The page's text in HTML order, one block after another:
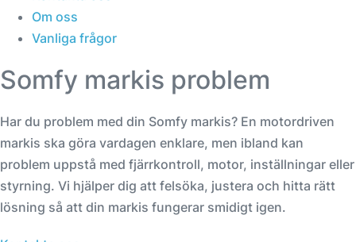
Om oss
Vanliga frågor
Somfy markis problem
Har du problem med din Somfy markis? En motordriven
markis ska göra vardagen enklare, men ibland kan
problem uppstå med fjärrkontroll, motor, inställningar eller
styrning. Vi hjälper dig att felsöka, justera och hitta rätt
lösning så att din markis fungerar smidigt igen.